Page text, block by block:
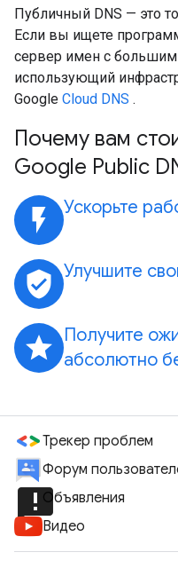
Публичный DNS — это
Если вы ищете
сервер имен с
использующий
Google Cloud DNS .
Почему вам
Google Public
flash_on Ускорьте
verified_user Улучшите
grade Получите
абсолютно
Трекер проблем
Форум
announcementОбъявления
Видео